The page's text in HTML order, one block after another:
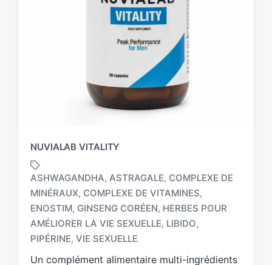
NUVIALAB VITALITY
T
a
g
e
ASHWAGANDHA, ASTRAGALE, COMPLEXE DE
MINÉRAUX, COMPLEXE DE VITAMINES,
ENOSTIM, GINSENG CORÉEN, HERBES POUR
AMÉLIORER LA VIE SEXUELLE, LIBIDO,
PIPÉRINE, VIE SEXUELLE
Un complément alimentaire multi-ingrédients